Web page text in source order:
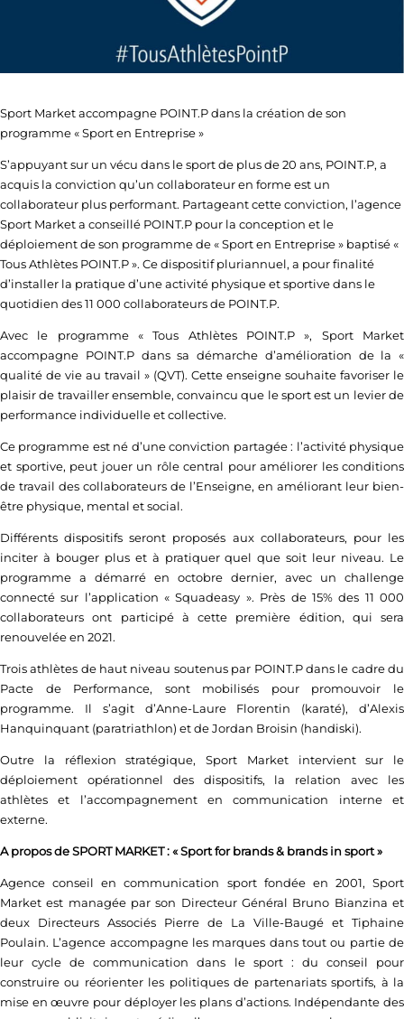
Sport Market accompagne POINT.P dans la création de son
programme « Sport en Entreprise »
S’appuyant sur un vécu dans le sport de plus de 20 ans, POINT.P, a
acquis la conviction qu’un collaborateur en forme est un
collaborateur plus performant. Partageant cette conviction, l’agence
Sport Market a conseillé POINT.P pour la conception et le
déploiement de son programme de « Sport en Entreprise » baptisé «
Tous Athlètes POINT.P ». Ce dispositif pluriannuel, a pour finalité
d’installer la pratique d’une activité physique et sportive dans le
quotidien des 11 000 collaborateurs de POINT.P.
Avec le programme « Tous Athlètes POINT.P », Sport Market
accompagne POINT.P dans sa démarche d’amélioration de la «
qualité de vie au travail » (QVT). Cette enseigne souhaite favoriser le
plaisir de travailler ensemble, convaincu que le sport est un levier de
performance individuelle et collective.
Ce programme est né d’une conviction partagée : l’activité physique
et sportive, peut jouer un rôle central pour améliorer les conditions
de travail des collaborateurs de l’Enseigne, en améliorant leur bien-
être physique, mental et social.
Différents dispositifs seront proposés aux collaborateurs, pour les
inciter à bouger plus et à pratiquer quel que soit leur niveau. Le
programme a démarré en octobre dernier, avec un challenge
connecté sur l’application « Squadeasy ». Près de 15% des 11 000
collaborateurs ont participé à cette première édition, qui sera
renouvelée en 2021.
Trois athlètes de haut niveau soutenus par POINT.P dans le cadre du
Pacte de Performance, sont mobilisés pour promouvoir le
programme. Il s’agit d’Anne-Laure Florentin (karaté), d’Alexis
Hanquinquant (paratriathlon) et de Jordan Broisin (handiski).
Outre la réflexion stratégique, Sport Market intervient sur le
déploiement opérationnel des dispositifs, la relation avec les
athlètes et l’accompagnement en communication interne et
externe.
A propos de SPORT MARKET : « Sport for brands & brands in sport »
Agence conseil en communication sport fondée en 2001, Sport
Market est managée par son Directeur Général Bruno Bianzina et
deux Directeurs Associés Pierre de La Ville-Baugé et Tiphaine
Poulain. L’agence accompagne les marques dans tout ou partie de
leur cycle de communication dans le sport : du conseil pour
construire ou réorienter les politiques de partenariats sportifs, à la
mise en œuvre pour déployer les plans d’actions. Indépendante des